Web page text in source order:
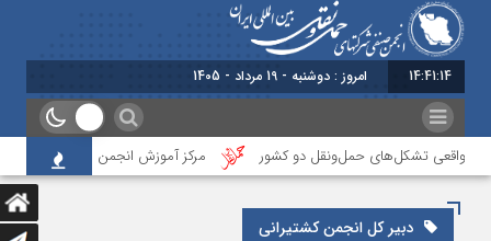
14:41:15 امروز : دوشنبه - 19 مرداد - 1405
واقعی تشکل‌‌های حمل‌ونقل دو کشور مرکز آموزش انجمن ایران، نخستین
دبیر کل انجمن کشتیرانی